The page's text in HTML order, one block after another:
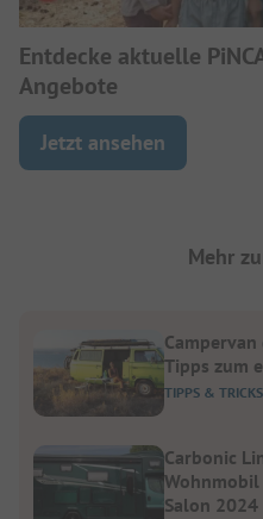
Entdecke aktuelle
Angebote
Jetzt ansehen
Mehr
TIPPS & TRICKS
Tipps zum
Carbonic
Wohnmobil
Salon 2024